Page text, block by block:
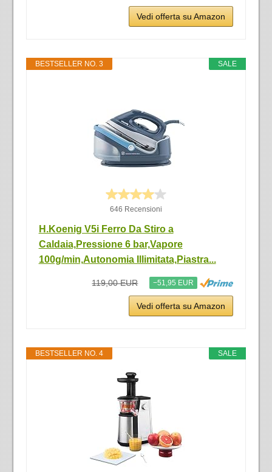
Vedi offerta su Amazon
SALE
BESTSELLER NO. 3
646 Recensioni
H.Koenig V5i Ferro Da Stiro a
Caldaia,Pressione 6 bar,Vapore
100g/min,Autonomia Illimitata,Piastra...
119,00 EUR −51,95 EUR
Vedi offerta su Amazon
SALE
BESTSELLER NO. 4